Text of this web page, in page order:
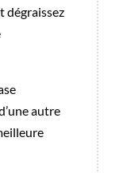
dégraissez
autre